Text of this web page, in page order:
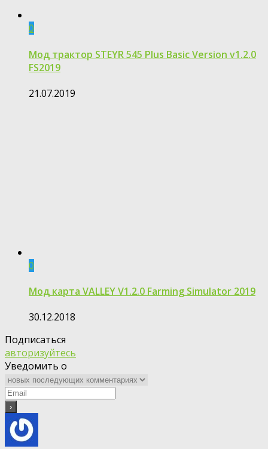
0
Мод трактор STEYR 545 Plus Basic Version v1.2.0
FS2019
21.07.2019
0
Мод карта VALLEY V1.2.0 Farming Simulator 2019
30.12.2018
Подписаться
авторизуйтесь
Уведомить о